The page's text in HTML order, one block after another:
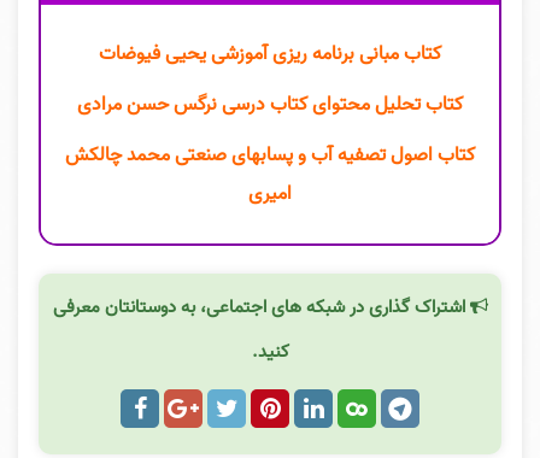
کتاب مبانی برنامه ریزی آموزشی یحیی فیوضات
کتاب تحلیل محتوای کتاب درسی نرگس حسن مرادی
کتاب اصول تصفیه آب و پسابهای صنعتی محمد چالکش
امیری
اشتراک گذاری در شبکه های اجتماعی، به دوستانتان معرفی
کنید.